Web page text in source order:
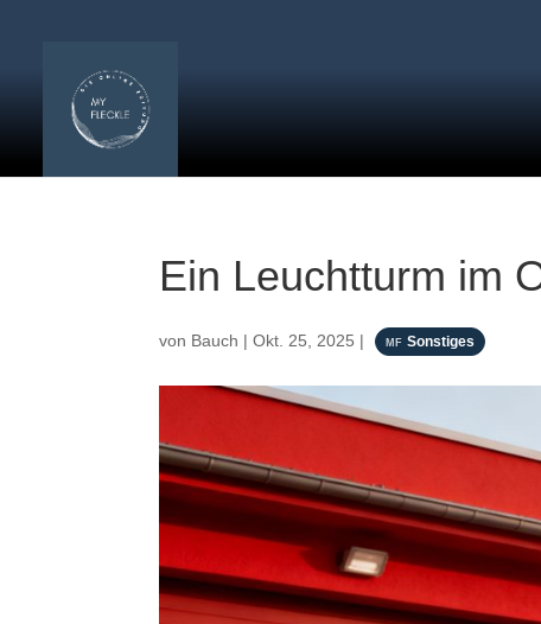
Ein Leuchtturm im
von Bauch |Okt. 25, 2025 | Sonstiges